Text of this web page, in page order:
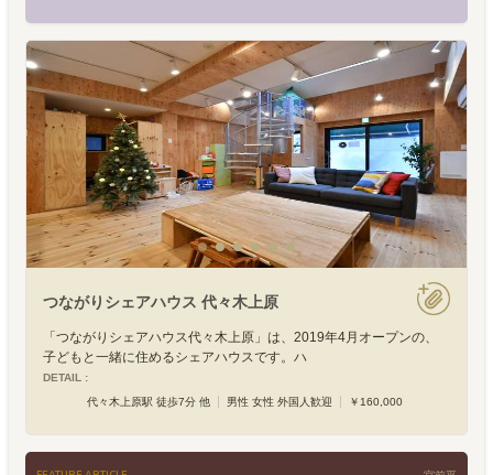
つながりシェアハウス 代々木上原
「つながりシェアハウス代々木上原」は、2019年4月オープンの、
子どもと一緒に住めるシェアハウスです。ハ
DETAIL :
代々木上原駅 徒歩7分 他
男性 女性 外国人歓迎 ￥160,000